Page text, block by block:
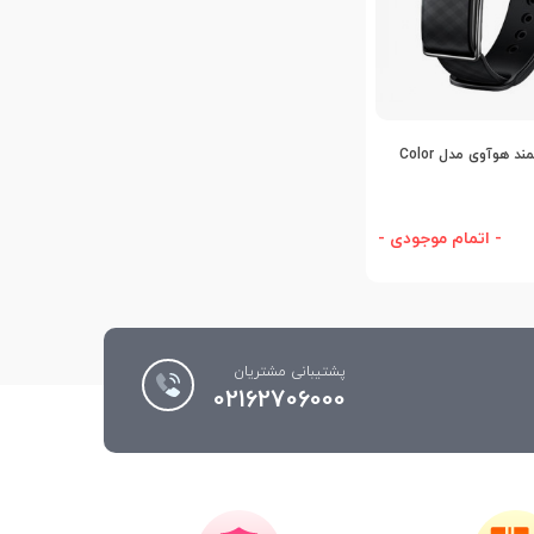
به مقایسه دستبند هوشمند هوآوی مدل Color
- اتمام موجودی -
پشتیبانی مشتریان
02162706000